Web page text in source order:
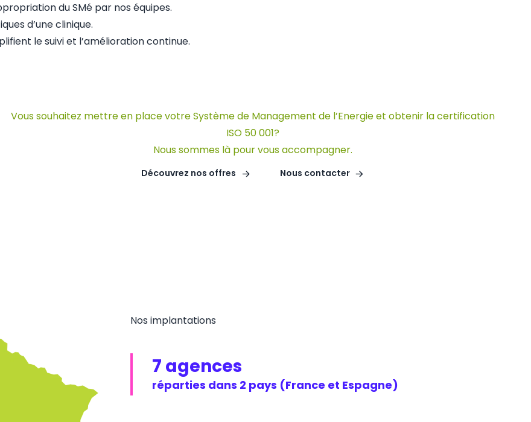
du SMé par nos équipes.
d’une clinique.
le suivi et l’amélioration continue.
Vous souhaitez mettre en place votre Système de Management de l’Energie et obtenir la certification
ISO 50 001?
Nous sommes là pour vous accompagner.
Découvrez nos offres Nous contacter
Nos implantations
7 agences
réparties dans 2 pays (France et Espagne)